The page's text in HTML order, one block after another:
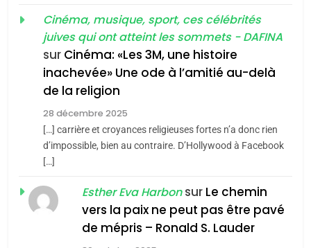
Tout sur la Nostalgie
SOUVENIRS
l’alliance pourrait
s’étendre à 13 pays
d’Amérique latine
ISRAÉL JUDAISME
2025, l’année la plus
meurtrière selon le
rapport d’ADL contre
l’antisémitisme
FRANCE ISRAÉL
Cinéma, musique, sport, ces célébrités
juives qui ont atteint les sommets - DAFINA
sur Cinéma: «Les 3M, une histoire
inachevée» Une ode à l’amitié au-delà
de la religion
28 décembre 2025
[…] carrière et croyances religieuses fortes n’a donc rien
d’impossible, bien au contraire. D’Hollywood à Facebook
[…]
Esther Eva Harbonsur Le chemin
vers la paix ne peut pas être pavé
de mépris – Ronald S. Lauder
Zrihen-Dvir
CE QUI NOUS MANQUE –
Jacques Hadida
JUDAISME
Maroc : Les amandes de
Azilal consacrés produits
du terroir
DAFINA MAROC
Oeil ravageur – Vanessa De